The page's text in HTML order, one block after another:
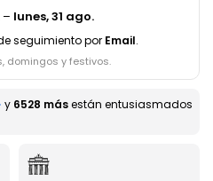
– lunes, 31 ago.
seguimiento por Email.
domingos y festivos.
y 6528 másestán entusiasmados